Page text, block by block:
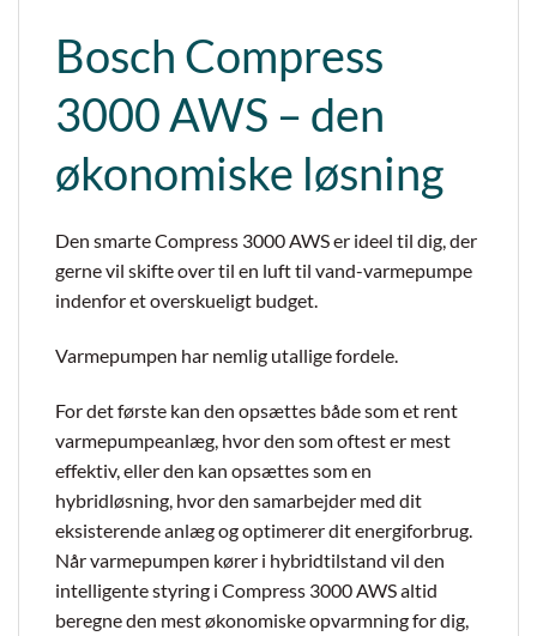
Bosch Compress
3000 AWS – den
økonomiske løsning
Den smarte Compress 3000 AWS er ideel til dig, der
gerne vil skifte over til en luft til vand-varmepumpe
indenfor et overskueligt budget.
Varmepumpen har nemlig utallige fordele.
For det første kan den opsættes både som et rent
varmepumpeanlæg, hvor den som oftest er mest
effektiv, eller den kan opsættes som en
hybridløsning, hvor den samarbejder med dit
eksisterende anlæg og optimerer dit energiforbrug.
Når varmepumpen kører i hybridtilstand vil den
intelligente styring i Compress 3000 AWS altid
beregne den mest økonomiske opvarmning for dig,